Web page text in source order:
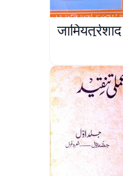
जामियतुर्रशाद